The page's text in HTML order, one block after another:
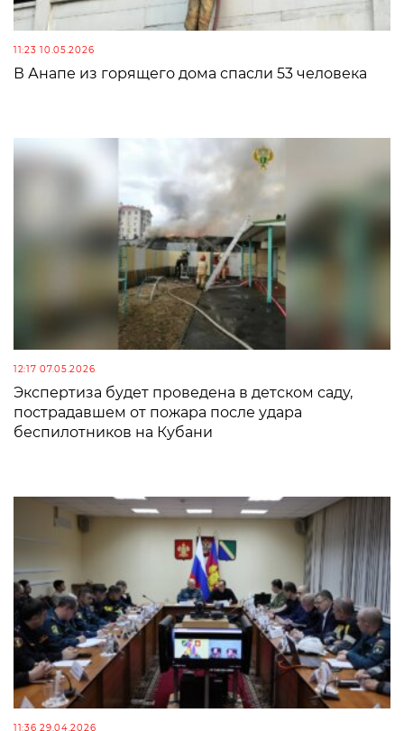
11:23 10.05.2026
В Анапе из горящего дома спасли 53 человека
12:17 07.05.2026
Экспертиза будет проведена в детском саду,
пострадавшем от пожара после удара
беспилотников на Кубани
11:36 29.04.2026